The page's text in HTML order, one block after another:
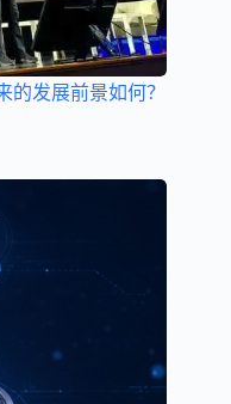
的发展前景如何？